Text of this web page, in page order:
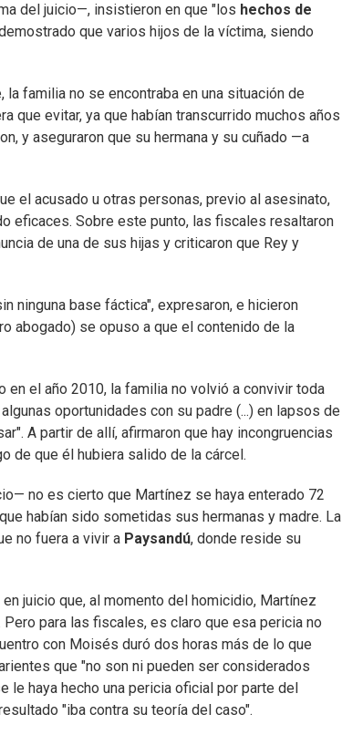
del juicio—, insistieron en que "los hechos de
que varios hijos de la víctima, siendo
familia no se encontraba en una situación de
que evitar, ya que habían transcurrido muchos años
y aseguraron que su hermana y su cuñado —a
el acusado u otras personas, previo al asesinato,
eficaces. Sobre este punto, las fiscales resaltaron
de una de sus hijas y criticaron que Rey y
ninguna base fáctica", expresaron, e hicieron
abogado) se opuso a que el contenido de la
en el año 2010, la familia no volvió a convivir toda
oportunidades con su padre (...) en lapsos de
A partir de allí, afirmaron que hay incongruencias
de que él hubiera salido de la cárcel.
no es cierto que Martínez se haya enterado 72
habían sido sometidas sus hermanas y madre. La
no fuera a vivir a Paysandú, donde reside su
en juicio que, al momento del homicidio, Martínez
para las fiscales, es claro que esa pericia no
con Moisés duró dos horas más de lo que
que "no son ni pueden ser considerados
le haya hecho una pericia oficial por parte del
"iba contra su teoría del caso".